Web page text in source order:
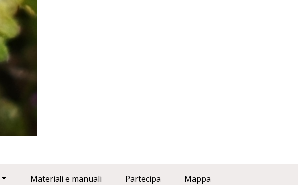
Materiali e manuali Partecipa Mappa